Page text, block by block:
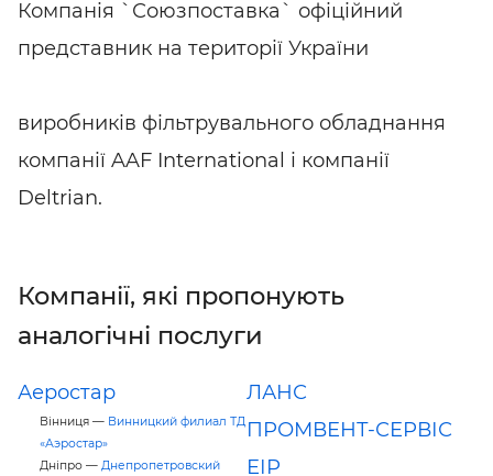
Компанія `Союзпоставка` офіційний
представник на території України
виробників фільтрувального обладнання
компанії AAF International і компанії
Deltrian.
Компанії, які пропонують
аналогічні послуги
Аеростар
Вінниця — Винницкий филиал ТД
«Аэростар»
Дніпро — Днепропетровский
ЛАНС
ПРОМВЕНТ-СЕРВІС
ЕІР